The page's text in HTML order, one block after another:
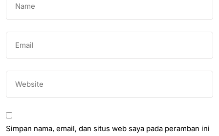
Simpan nama, email, dan situs web saya pada peramban ini